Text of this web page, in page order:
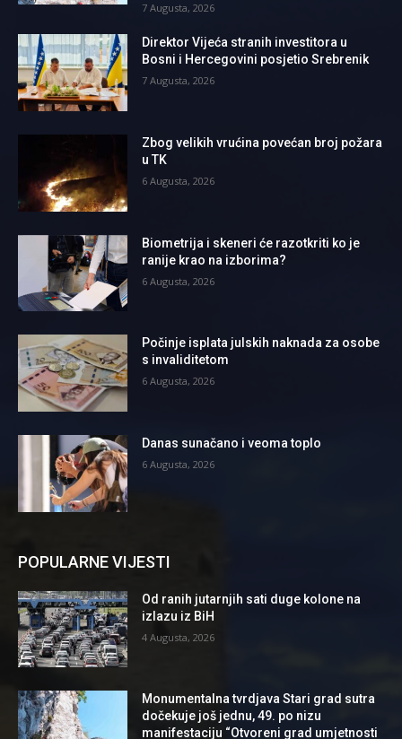
7 Augusta, 2026
Direktor Vijeća stranih investitora u
Bosni i Hercegovini posjetio Srebrenik
7 Augusta, 2026
Zbog velikih vrućina povećan broj požara
u TK
6 Augusta, 2026
Biometrija i skeneri će razotkriti ko je
ranije krao na izborima?
6 Augusta, 2026
Počinje isplata julskih naknada za osobe
s invaliditetom
6 Augusta, 2026
Danas sunačano i veoma toplo
6 Augusta, 2026
POPULARNE VIJESTI
Od ranih jutarnjih sati duge kolone na
izlazu iz BiH
4 Augusta, 2026
Monumentalna tvrdjava Stari grad sutra
dočekuje još jednu, 49. po nizu
manifestaciju “Otvoreni grad umjetnosti